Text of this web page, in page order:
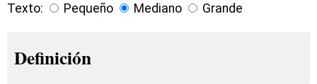
Texto: Pequeño Mediano Grande
Definición